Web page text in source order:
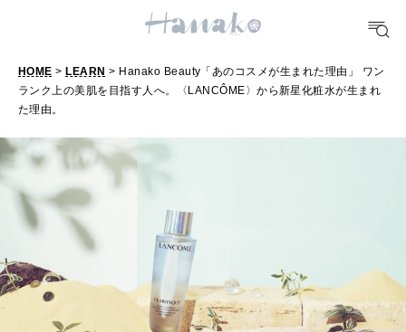
おいしい
TRAVEL
FORTUNE
[12星座別] Weekly Holoscope
[12星座別] Monthly Love Holoscope
HEALTH
自分にやさしく
HOME > LEARN > Hanako Beauty「あのコスメが生まれた理由」 ワン
ランク上の美肌を目指す人へ。〈LANCÔME〉から新星化粧水が生まれ
た理由。